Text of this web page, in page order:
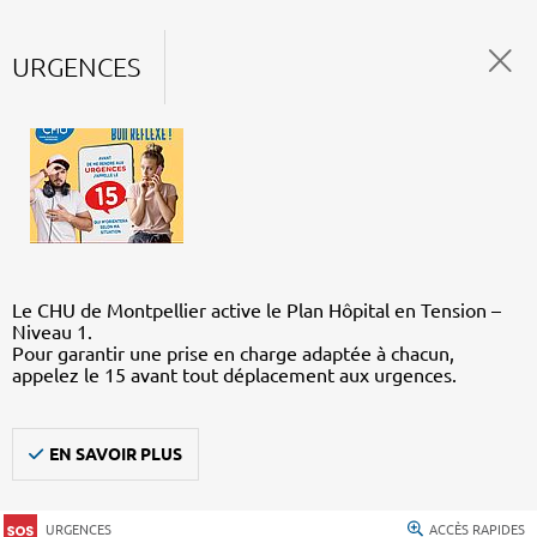
URGENCES
Le CHU de Montpellier active le Plan Hôpital en Tension –
Niveau 1.
Pour garantir une prise en charge adaptée à chacun,
appelez le 15 avant tout déplacement aux urgences.
EN SAVOIR PLUS
URGENCES ACCÈS RAPIDES